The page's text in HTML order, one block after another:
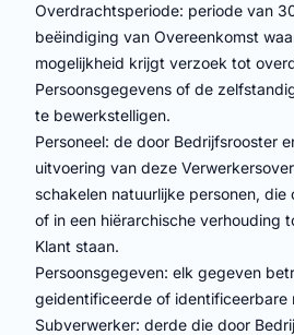
Overdrachtsperiode: periode van
beëindiging van Overeenkomst
mogelijkheid krijgt verzoek tot
Persoonsgegevens of de
te bewerkstelligen.
Personeel: de door Bedrijfsrooster
uitvoering van deze
schakelen natuurlijke personen,
of in een hiërarchische verhouding
Klant staan.
Persoonsgegeven: elk gegeven
geidentificeerde of identificeerbare
Subverwerker: derde die door